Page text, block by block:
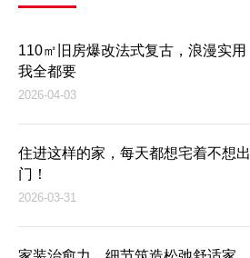
110㎡旧房爆改法式复古，浪漫实用
我全都要
2026-04-03
住进这样的家，每天都想宅着不想出
门！
2026-03-31